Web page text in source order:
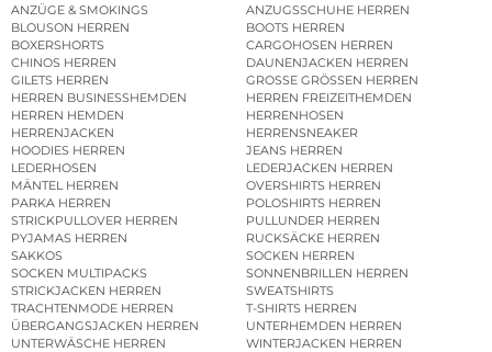
ANZÜGE & SMOKINGS
ANZUGSSCHUHE HERREN
BLOUSON HERREN
BOOTS HERREN
BOXERSHORTS
CARGOHOSEN HERREN
CHINOS HERREN
DAUNENJACKEN HERREN
GILETS HERREN
GROSSE GRÖSSEN HERREN
HERREN BUSINESSHEMDEN
HERREN FREIZEITHEMDEN
HERREN HEMDEN
HERRENHOSEN
HERRENJACKEN
HERRENSNEAKER
HOODIES HERREN
JEANS HERREN
LEDERHOSEN
LEDERJACKEN HERREN
MÄNTEL HERREN
OVERSHIRTS HERREN
PARKA HERREN
POLOSHIRTS HERREN
STRICKPULLOVER HERREN
PULLUNDER HERREN
PYJAMAS HERREN
RUCKSÄCKE HERREN
SAKKOS
SOCKEN HERREN
SOCKEN MULTIPACKS
SONNENBRILLEN HERREN
STRICKJACKEN HERREN
SWEATSHIRTS
TRACHTENMODE HERREN
T-SHIRTS HERREN
ÜBERGANGSJACKEN HERREN
UNTERHEMDEN HERREN
UNTERWÄSCHE HERREN
WINTERJACKEN HERREN